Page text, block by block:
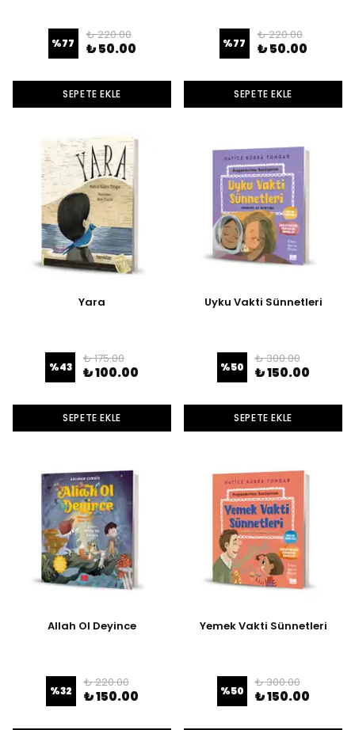
%77
₺ 220.00
₺ 50.00
SEPETE EKLE
%77
₺ 220.00
₺ 50.00
SEPETE EKLE
Yara
%43
₺ 175.00
₺ 100.00
SEPETE EKLE
Uyku Vakti Sünnetleri
%50
₺ 300.00
₺ 150.00
SEPETE EKLE
Allah Ol Deyince
%32
₺ 220.00
₺ 150.00
Yemek Vakti Sünnetleri
%50
₺ 300.00
₺ 150.00